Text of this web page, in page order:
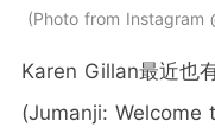
Photo from Instagram
Karen Gillan最近也
(Jumanji: Welcome